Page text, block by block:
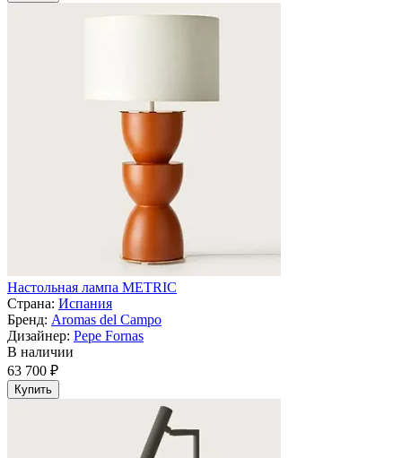
Настольная лампа METRIC
Страна: Испания
Бренд: Aromas del Campo
Дизайнер: Pepe Fornas
В наличии
63 700 ₽
Купить